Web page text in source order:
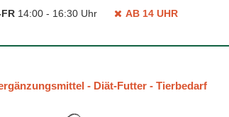
14:00 - 16:30 Uhr
AB 14 UHR
- Diät-Futter - Tierbedarf